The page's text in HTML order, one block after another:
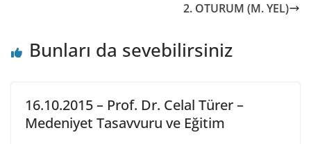
2. OTURUM (M. YEL)
Bunları da sevebilirsiniz
16.10.2015 – Prof. Dr. Celal Türer –
Medeniyet Tasavvuru ve Eğitim